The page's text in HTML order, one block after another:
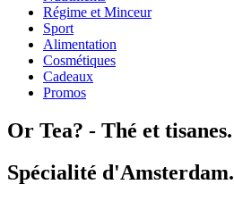
Régime et Minceur
Sport
Alimentation
Cosmétiques
Cadeaux
Promos
Or Tea? - Thé et tisanes.
Spécialité d'Amsterdam.